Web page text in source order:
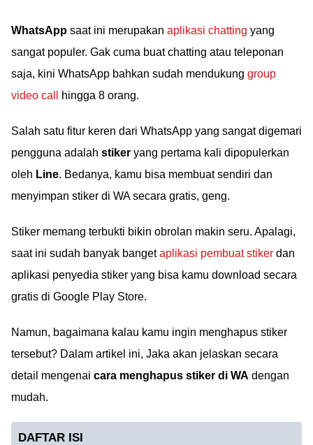
WhatsApp saat ini merupakan aplikasi chatting yang
sangat populer. Gak cuma buat chatting atau teleponan
saja, kini WhatsApp bahkan sudah mendukung group
video call
hingga 8 orang.
Salah satu fitur keren dari WhatsApp yang sangat digemari
pengguna adalah stiker yang pertama kali dipopulerkan
oleh Line. Bedanya, kamu bisa membuat sendiri dan
menyimpan stiker di WA secara gratis, geng.
Stiker memang terbukti bikin obrolan makin seru. Apalagi,
saat ini sudah banyak bangetaplikasi pembuat stiker dan
aplikasi penyedia stiker yang bisa kamu download secara
gratis di Google Play Store.
Namun, bagaimana kalau kamu ingin menghapus stiker
tersebut? Dalam artikel ini, Jaka akan jelaskan secara
detail mengenai cara menghapus stiker di WA dengan
mudah.
DAFTAR ISI